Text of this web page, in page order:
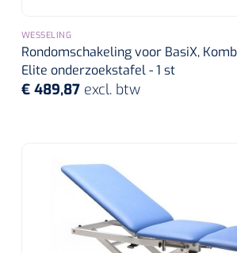
WESSELING
Rondomschakeling voor BasiX,
Elite onderzoekstafel - 1 st
€ 489,87 excl. btw